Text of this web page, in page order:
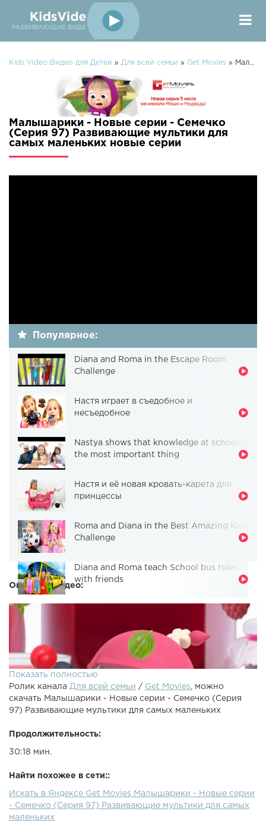
Kids Video Видео для Детей » Для всей семьи » Get Movies » Малышарики - Новые серии - Семечко (Серия 97) Развивающие мультики для самых маленьких
Малышарики - Новые серии - Семечко
(Серия 97) Развивающие мультики для
самых маленьких новые серии
Популярное:
Diana and Roma in the Escape Room
Challenge
Настя играет в съедобное и
несъедобное
Nastya shows that knowledge at school is
the most important thing
Настя и её новая кровать-карета для
принцессы
Roma and Diana in the Best Amazing Kids
Challenge
Diana and Roma teach School bus rules
with friends
Описание видео:
маленьких:Малышарики Фломастеры Малышарики
Малышарики Робот Малышарики Автобус Малышарики
Грузовичок Малышарики 97 серия - СемечкоСегодня
малыши узнают, какие бывают семечки у разных ягод
Показать полностью
Ролик канала Для всей семьи / Get Movies , можно
скачать Малышарики - Новые серии - Семечко (Серия
97) Развивающие мультики для самых маленьких
Продолжительность:
30:18 мин.
Найти похожее в сети::
Искать в Яндексе Get Movies Малышарики - Новые серии
- Семечко (Серия 97) Развивающие мультики для самых
маленьких